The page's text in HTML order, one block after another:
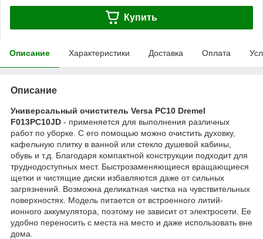
Купить
Описание Характеристики Доставка Оплата
Описание
Универсальный очиститель Versa PC10 Dremel
F013PC10JD - применяется для выполнения различных
работ по уборке. С его помощью можно очистить духовку,
кафельную плитку в ванной или стекло душевой кабины,
обувь и т.д. Благодаря компактной конструкции подходит для
труднодоступных мест. Быстрозаменяющиеся вращающиеся
щетки и чистящие диски избавляются даже от сильных
загрязнений. Возможна деликатная чистка на чувствительных
поверхностях. Модель питается от встроенного литий-
ионного аккумулятора, поэтому не зависит от электросети. Ее
удобно переносить с места на место и даже использовать вне
дома.